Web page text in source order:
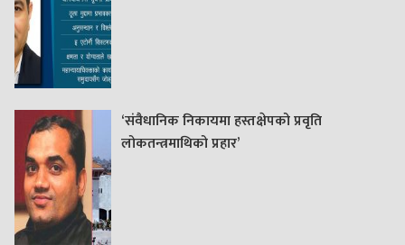
‘संवैधानिक निकायमा हस्तक्षेपको प्रवृति
लोकतन्त्रमाथिको प्रहार’